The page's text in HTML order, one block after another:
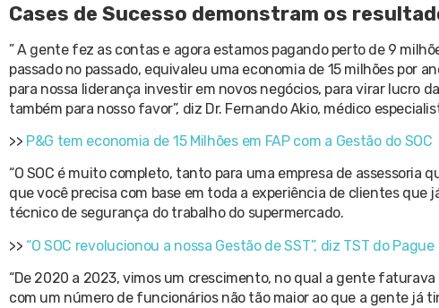
Cases de Sucesso demonstram os
” A gente fez as contas e agora estamos pagando perto de 9
passado no passado, equivaleu uma economia de 15 milhões por
para nossa liderança investir em novos negócios, para virar lucro
também para nosso favor”, diz Dr. Fernando Akio, médico
>> P&G tem economia de 15 Milhões em FAP com a Gestão do SOC
“O SOC é muito completo, tanto para uma empresa de assessoria
que você precisa com base em toda a experiência de clientes que
técnico de segurança do trabalho do supermercado.
>> “O SOC revolucionou a nossa Gestão de SST”, diz TST do Pague
“De 2020 a 2023, vimos um crescimento, no qual a gente
com um número de funcionários não tão maior ao que a gente já